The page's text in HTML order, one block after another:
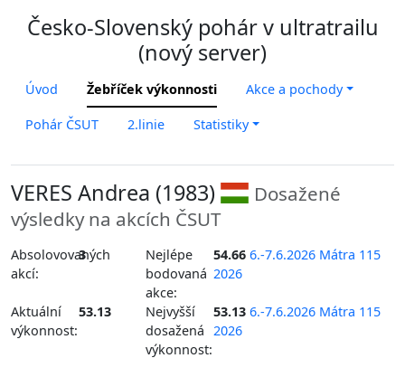
Česko-Slovenský pohár v ultratrailu
(nový server)
Úvod Žebříček výkonnosti Akce a pochody
Pohár ČSUT 2.linie Statistiky
VERES Andrea (1983)
Dosažené
výsledky na akcích ČSUT
Absolovovaných
akcí:
3
Nejlépe
bodovaná
akce:
54.66 6.-7.6.2026 Mátra 115
2026
Aktuální
výkonnost:
53.13
Nejvyšší
dosažená
výkonnost:
53.13 6.-7.6.2026 Mátra 115
2026